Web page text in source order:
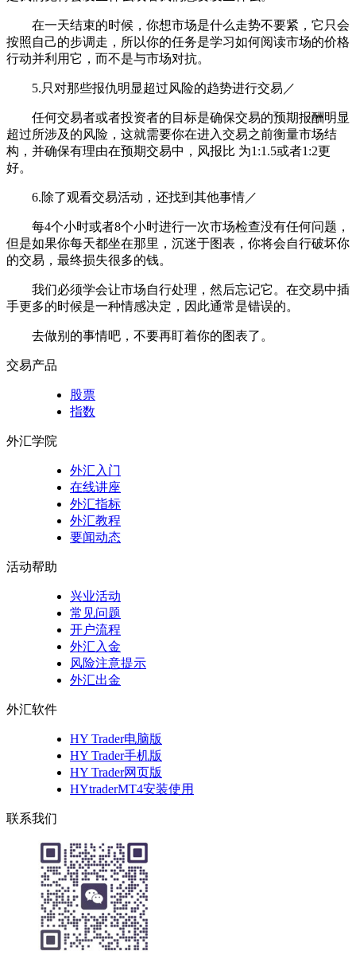
在一天结束的时候，你想市场是什么走势不要紧，它只会
按照自己的步调走，所以你的任务是学习如何阅读市场的价格
行动并利用它，而不是与市场对抗。
5.只对那些报仇明显超过风险的趋势进行交易／
任何交易者或者投资者的目标是确保交易的预期报酬明显
超过所涉及的风险，这就需要你在进入交易之前衡量市场结
构，并确保有理由在预期交易中，风报比 为1:1.5或者1:2更
好。
6.除了观看交易活动，还找到其他事情／
每4个小时或者8个小时进行一次市场检查没有任何问题，
但是如果你每天都坐在那里，沉迷于图表，你将会自行破坏你
的交易，最终损失很多的钱。
我们必须学会让市场自行处理，然后忘记它。在交易中插
手更多的时候是一种情感决定，因此通常是错误的。
去做别的事情吧，不要再盯着你的图表了。
交易产品
股票
指数
外汇学院
外汇入门
在线讲座
外汇指标
外汇教程
要闻动态
活动帮助
兴业活动
常见问题
开户流程
外汇入金
风险注意提示
外汇出金
外汇软件
HY Trader电脑版
HY Trader手机版
HY Trader网页版
HYtraderMT4安装使用
联系我们